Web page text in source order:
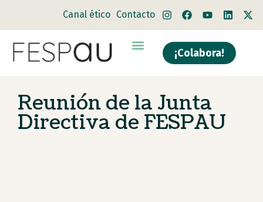
Canal ético Contacto
¡Colabora!
Reunión de la Junta
Directiva de FESPAU